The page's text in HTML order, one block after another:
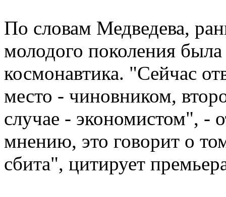
По словам Медведева,
молодого поколения
космонавтика. "Сейчас
место - чиновником,
случае - экономистом", -
мнению, это говорит о
сбита", цитирует